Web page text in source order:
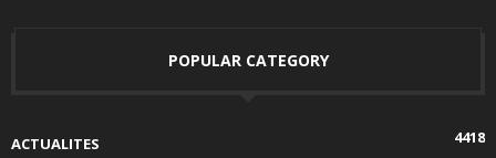
POPULAR CATEGORY
ACTUALITES
4418